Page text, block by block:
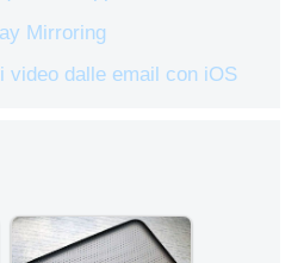
Mirroring
video dalle email con iOS